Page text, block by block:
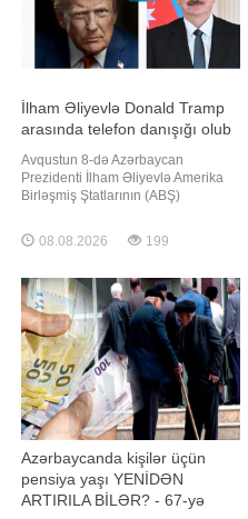
İlham Əliyevlə Donald Tramp
arasında telefon danışığı olub
Avqustun 8-də Azərbaycan
Prezidenti İlham Əliyevlə Amerika
Birləşmiş Ştatlarının (ABŞ)
telefon danışığı olub. "Report" xəbər
verir ki, bu barədə Azərbaycan
məlumat yayıb. Telefon söhbəti
zamanı Vaşinqton Zirvə Görüşünün
ildönüm
08.08.2026 199
Azərbaycanda kişilər üçün
pensiya yaşı YENİDƏN
ARTIRILA BİLƏR? - 67-yə